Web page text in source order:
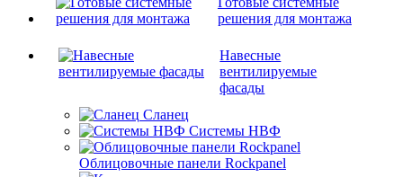
решения для монтажа
Навесные
вентилируемые
фасады
Сланец
Системы НВФ
Облицовочные панели Rockpanel